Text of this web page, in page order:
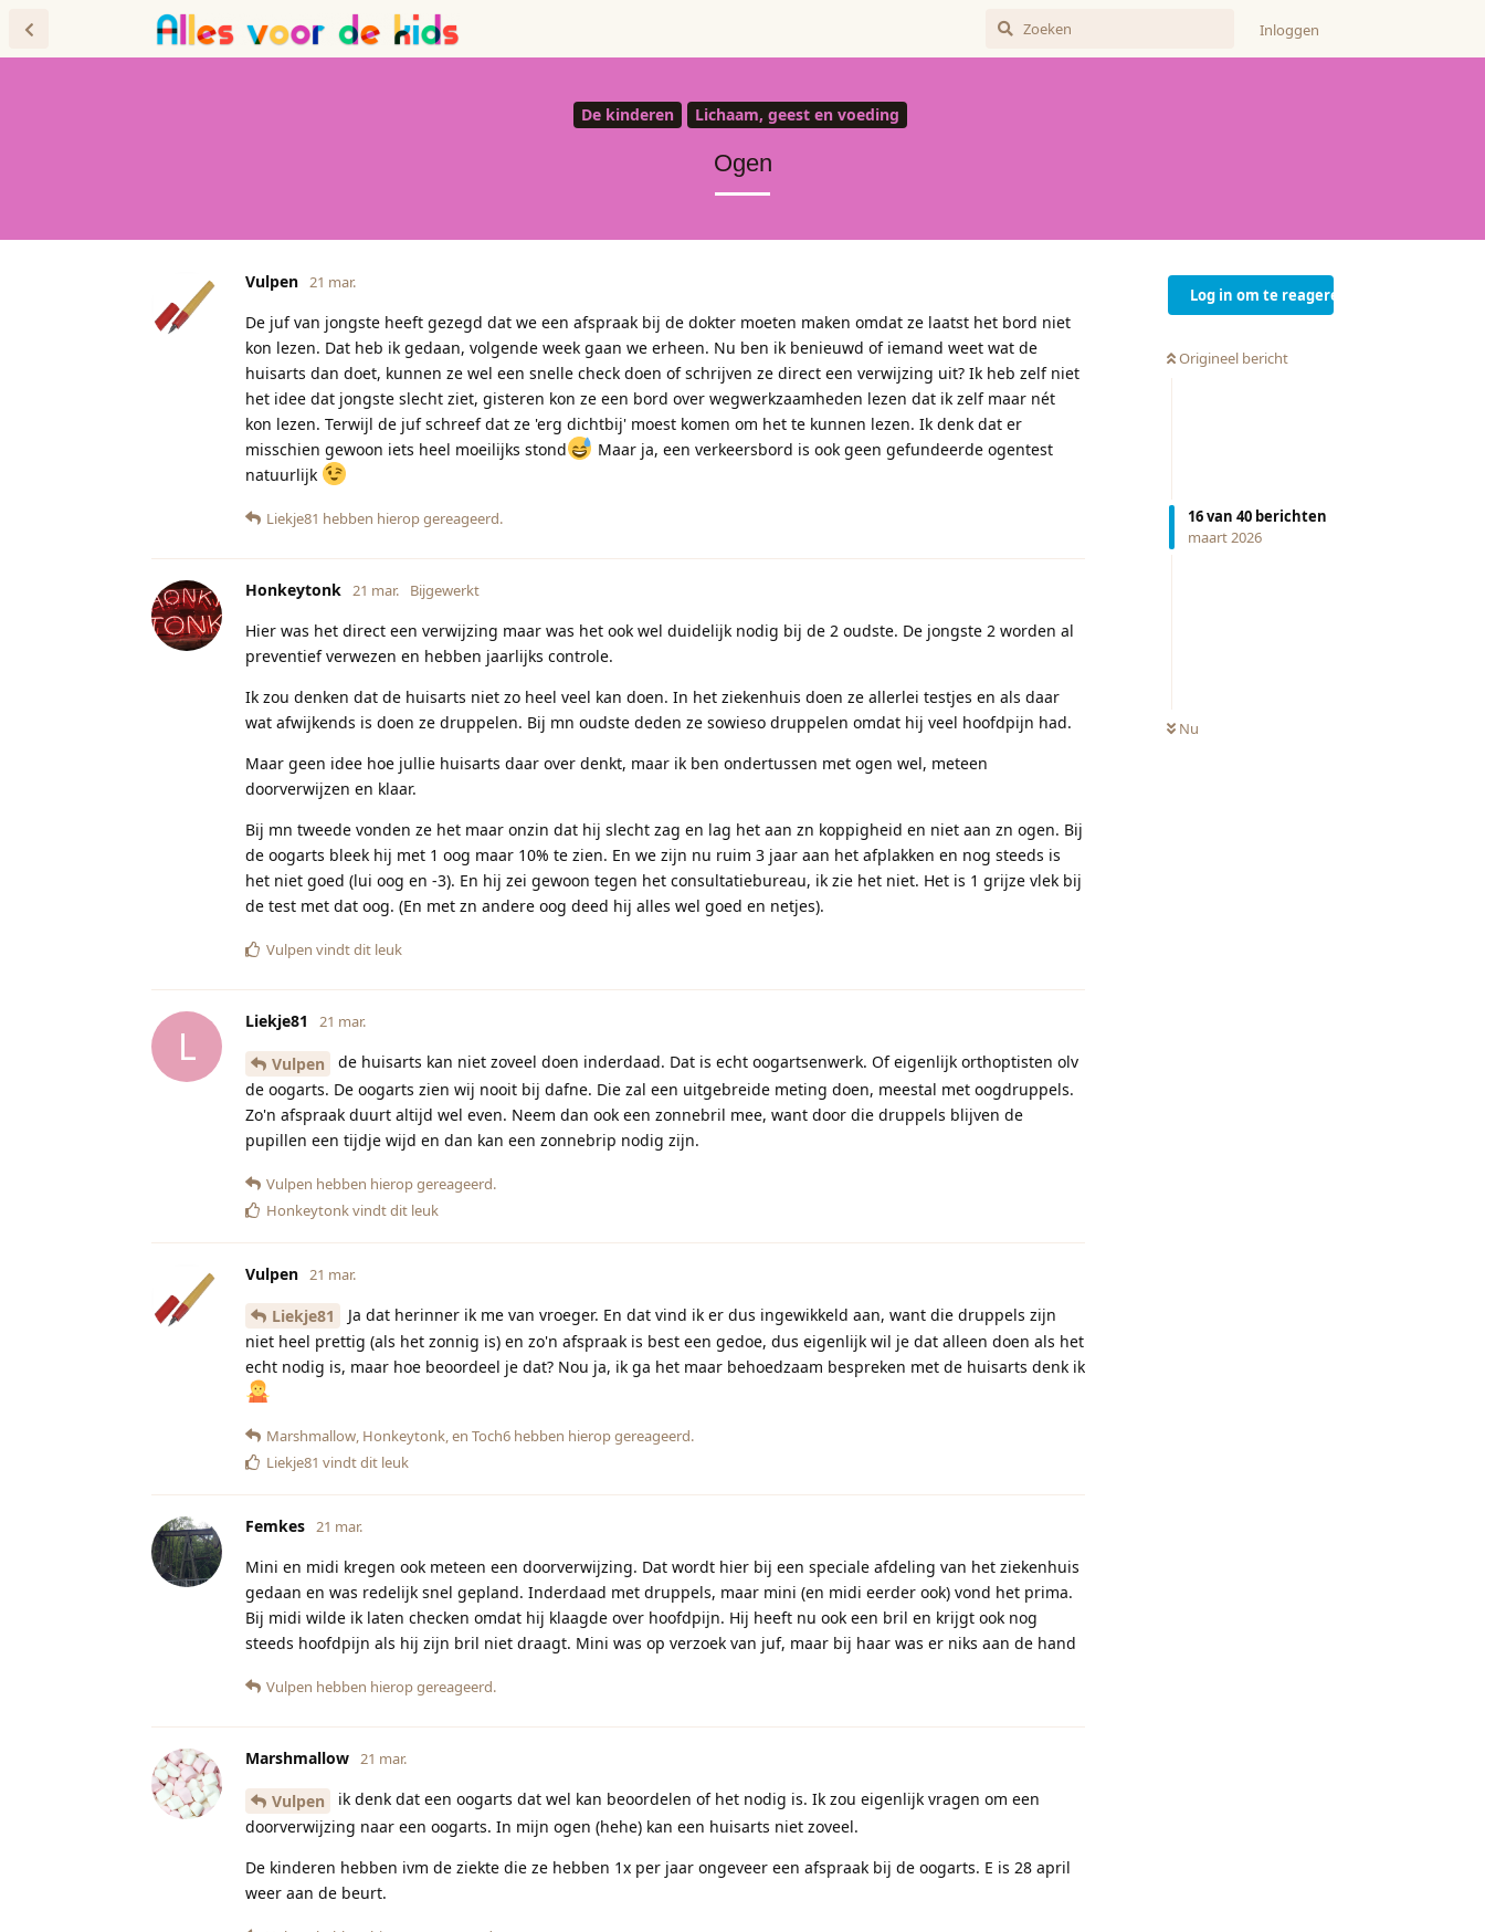
Blog Inloggen
De kinderen Lichaam, geest en voeding
Ogen
Log in om te reageren
Origineel bericht
16van 40 berichten
maart 2026
Nu
Vulpen 21 mar.
De juf van jongste heeft gezegd dat we een afspraak bij de dokter moeten maken omdat ze laatst het bord niet
kon lezen. Dat heb ik gedaan, volgende week gaan we erheen. Nu ben ik benieuwd of iemand weet wat de
huisarts dan doet, kunnen ze wel een snelle check doen of schrijven ze direct een verwijzing uit? Ik heb zelf niet
het idee dat jongste slecht ziet, gisteren kon ze een bord over wegwerkzaamheden lezen dat ik zelf maar nét
kon lezen. Terwijl de juf schreef dat ze 'erg dichtbij' moest komen om het te kunnen lezen. Ik denk dat er
misschien gewoon iets heel moeilijks stond
Maar ja, een verkeersbord is ook geen gefundeerde ogentest
natuurlijk
Liekje81 hebben hierop gereageerd.
Honkeytonk 21 mar. Bijgewerkt
Hier was het direct een verwijzing maar was het ook wel duidelijk nodig bij de 2 oudste. De jongste 2 worden al
preventief verwezen en hebben jaarlijks controle.
Ik zou denken dat de huisarts niet zo heel veel kan doen. In het ziekenhuis doen ze allerlei testjes en als daar
wat afwijkends is doen ze druppelen. Bij mn oudste deden ze sowieso druppelen omdat hij veel hoofdpijn had.
Maar geen idee hoe jullie huisarts daar over denkt, maar ik ben ondertussen met ogen wel, meteen
doorverwijzen en klaar.
Bij mn tweede vonden ze het maar onzin dat hij slecht zag en lag het aan zn koppigheid en niet aan zn ogen. Bij
de oogarts bleek hij met 1 oog maar 10% te zien. En we zijn nu ruim 3 jaar aan het afplakken en nog steeds is
het niet goed (lui oog en -3). En hij zei gewoon tegen het consultatiebureau, ik zie het niet. Het is 1 grijze vlek bij
de test met dat oog. (En met zn andere oog deed hij alles wel goed en netjes).
Vulpen vindt dit leuk
L
Liekje81 21 mar.
Vulpen
de huisarts kan niet zoveel doen inderdaad. Dat is echt oogartsenwerk. Of eigenlijk orthoptisten olv
de oogarts. De oogarts zien wij nooit bij dafne. Die zal een uitgebreide meting doen, meestal met oogdruppels.
Zo'n afspraak duurt altijd wel even. Neem dan ook een zonnebril mee, want door die druppels blijven de
pupillen een tijdje wijd en dan kan een zonnebrip nodig zijn.
Vulpen hebben hierop gereageerd.
Honkeytonkvindt dit leuk
Vulpen 21 mar.
Liekje81
Ja dat herinner ik me van vroeger. En dat vind ik er dus ingewikkeld aan, want die druppels zijn
niet heel prettig (als het zonnig is) en zo'n afspraak is best een gedoe, dus eigenlijk wil je dat alleen doen als het
echt nodig is, maar hoe beoordeel je dat? Nou ja, ik ga het maar behoedzaam bespreken met de huisarts denk ik
Marshmallow, Honkeytonk, en Toch6 hebben hierop gereageerd.
Liekje81 vindt dit leuk
Femkes 21 mar.
Mini en midi kregen ook meteen een doorverwijzing. Dat wordt hier bij een speciale afdeling van het ziekenhuis
gedaan en was redelijk snel gepland. Inderdaad met druppels, maar mini (en midi eerder ook) vond het prima.
Bij midi wilde ik laten checken omdat hij klaagde over hoofdpijn. Hij heeft nu ook een bril en krijgt ook nog
steeds hoofdpijn als hij zijn bril niet draagt. Mini was op verzoek van juf, maar bij haar was er niks aan de hand
Vulpen hebben hierop gereageerd.
Marshmallow 21 mar.
Vulpen
ik denk dat een oogarts dat wel kan beoordelen of het nodig is. Ik zou eigenlijk vragen om een
doorverwijzing naar een oogarts. In mijn ogen (hehe) kan een huisarts niet zoveel.
De kinderen hebben ivm de ziekte die ze hebben 1x per jaar ongeveer een afspraak bij de oogarts. E is 28 april
weer aan de beurt.